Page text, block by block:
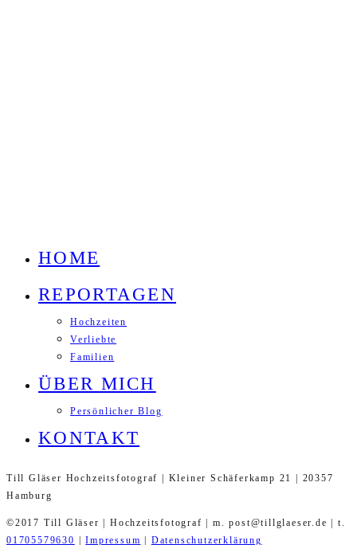
HOME
REPORTAGEN
Hochzeiten
Verliebte
Familien
ÜBER MICH
Persönlicher Blog
KONTAKT
Till Gläser Hochzeitsfotograf | Kleiner Schäferkamp 21 | 20357
Hamburg
©2017 Till Gläser | Hochzeitsfotograf | m. post@tillglaeser.de | t.
01705579630
|Impressum Datenschutzerklärung